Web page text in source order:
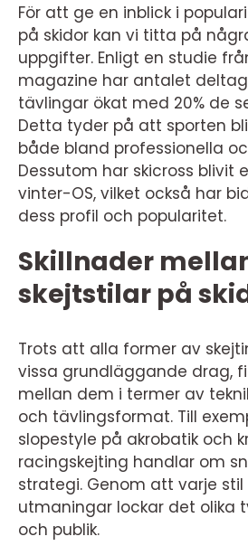
För att ge en inblick i
på skidor kan vi titta på
uppgifter. Enligt en studie
magazine har antalet
tävlingar ökat med 20% de
Detta tyder på att sporten
både bland professionella
Dessutom har skicross blivit
vinter-OS, vilket också har
dess profil och popularitet.
Skillnader
skejtstilar på
Trots att alla former av
vissa grundläggande drag,
mellan dem i termer av
och tävlingsformat. Till
slopestyle på akrobatik och
racingskejting handlar om
strategi. Genom att varje stil
utmaningar lockar det olika
och publik.